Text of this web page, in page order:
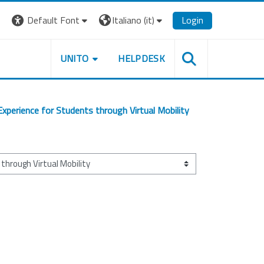
Default Font
Italiano ‎(it)‎ Login
UNITO HELPDESK
for Students through Virtual Mobility